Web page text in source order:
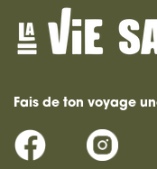
Fais de ton voyage